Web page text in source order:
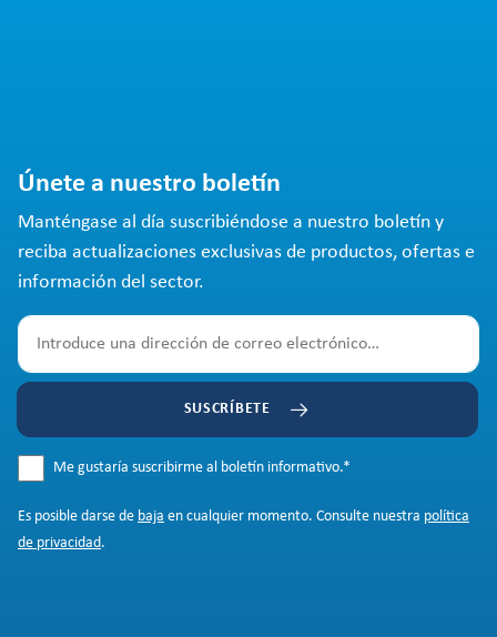
Únete a nuestro boletín
Manténgase al día suscribiéndose a nuestro boletín y
reciba actualizaciones exclusivas de productos, ofertas e
información del sector.
SUSCRÍBETE
Me gustaría suscribirme al boletín informativo.*
Es posible darse de baja en cualquier momento. Consulte nuestra política
de privacidad.